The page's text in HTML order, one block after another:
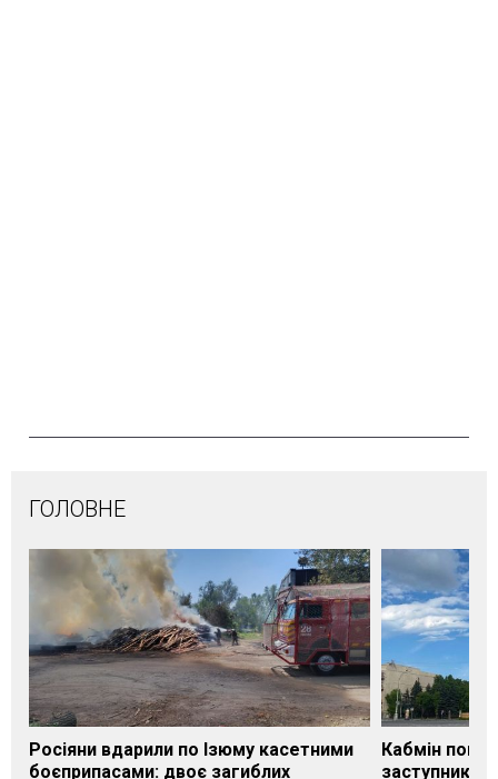
ГОЛОВНЕ
Росіяни вдарили по Ізюму касетними
боєприпасами: двоє загиблих
Кабмін
заступника